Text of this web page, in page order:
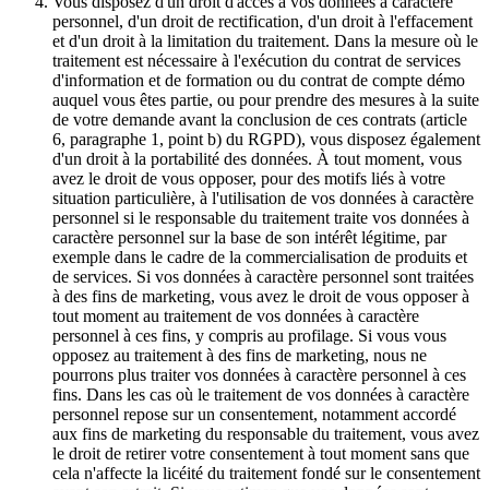
personnel, d'un droit de rectification, d'un droit à l'effacement
et d'un droit à la limitation du traitement. Dans la mesure où le
traitement est nécessaire à l'exécution du contrat de services
d'information et de formation ou du contrat de compte démo
auquel vous êtes partie, ou pour prendre des mesures à la suite
de votre demande avant la conclusion de ces contrats (article
6, paragraphe 1, point b) du RGPD), vous disposez également
d'un droit à la portabilité des données. À tout moment, vous
avez le droit de vous opposer, pour des motifs liés à votre
situation particulière, à l'utilisation de vos données à caractère
personnel si le responsable du traitement traite vos données à
caractère personnel sur la base de son intérêt légitime, par
exemple dans le cadre de la commercialisation de produits et
de services. Si vos données à caractère personnel sont traitées
à des fins de marketing, vous avez le droit de vous opposer à
tout moment au traitement de vos données à caractère
personnel à ces fins, y compris au profilage. Si vous vous
opposez au traitement à des fins de marketing, nous ne
pourrons plus traiter vos données à caractère personnel à ces
fins. Dans les cas où le traitement de vos données à caractère
personnel repose sur un consentement, notamment accordé
aux fins de marketing du responsable du traitement, vous avez
le droit de retirer votre consentement à tout moment sans que
cela n'affecte la licéité du traitement fondé sur le consentement